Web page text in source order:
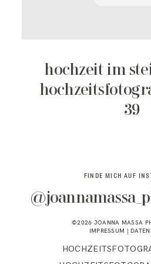
hochzeit im
39
FINDE MICH AUF
©2026 JOANNA MASSA
IMPRESSUM |